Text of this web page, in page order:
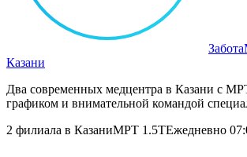
Забота
Казани
Два современных медцентра в Казани с
графиком и внимательной командой
2 филиала в КазаниМРТ 1.5TЕжедневно